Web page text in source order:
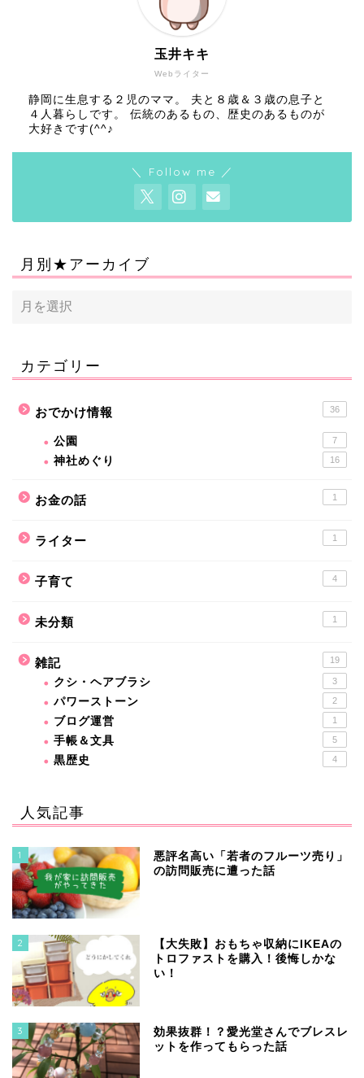
Webライター
玉井キキ
静岡に生息する２児のママ。 夫と８歳＆３歳の息子と
４人暮らしです。 伝統のあるもの、歴史のあるものが
大好きです(^^♪
＼ Follow me ／
月別★アーカイブ
カテゴリー
おでかけ情報 36
公園 7
神社めぐり 16
お金の話 1
ライター 1
子育て 4
未分類 1
雑記 19
クシ・ヘアブラシ 3
パワーストーン 2
ブログ運営 1
手帳＆文具 5
黒歴史 4
人気記事
1
悪評名高い「若者のフルーツ売り」
の訪問販売に遭った話
2
【大失敗】おもちゃ収納にIKEAの
トロファストを購入！後悔しかな
い！
3
効果抜群！？愛光堂さんでブレスレ
ットを作ってもらった話